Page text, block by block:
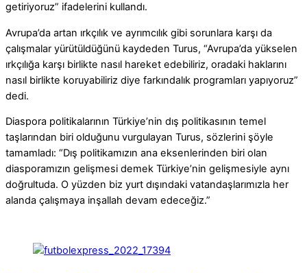
getiriyoruz” ifadelerini kullandı.
Avrupa’da artan ırkçılık ve ayrımcılık gibi sorunlara karşı da
çalışmalar yürütüldüğünü kaydeden Turus, “Avrupa’da yükselen
ırkçılığa karşı birlikte nasıl hareket edebiliriz, oradaki haklarını
nasıl birlikte koruyabiliriz diye farkındalık programları yapıyoruz”
dedi.
Diaspora politikalarının Türkiye’nin dış politikasının temel
taşlarından biri olduğunu vurgulayan Turus, sözlerini şöyle
tamamladı: “Dış politikamızın ana eksenlerinden biri olan
diasporamızın gelişmesi demek Türkiye’nin gelişmesiyle aynı
doğrultuda. O yüzden biz yurt dışındaki vatandaşlarımızla her
alanda çalışmaya inşallah devam edeceğiz.”